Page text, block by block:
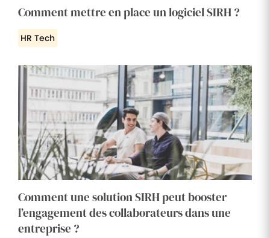
Comment mettre en place un logiciel SIRH ?
HR Tech
Comment une solution SIRH peut booster
l’engagement des collaborateurs dans une
entreprise ?